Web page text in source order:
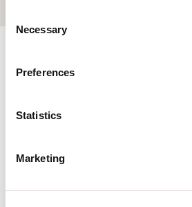
Selection
Necessary
Preferences
Statistics
Marketing
Accesorios adicionales